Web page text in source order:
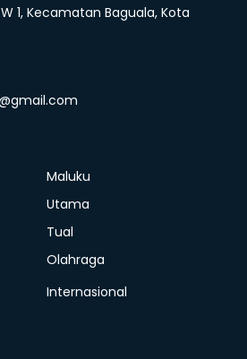
1, Kecamatan Baguala, Kota
Maluku
Utama
Tual
Olahraga
Internasional